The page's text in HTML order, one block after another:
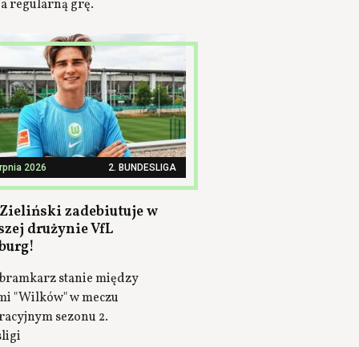
regularną grę.
2026 2. BUNDESLIGA
zadebiutuje w
drużynie VfL
stanie między
"Wilków" w meczu
sezonu 2.